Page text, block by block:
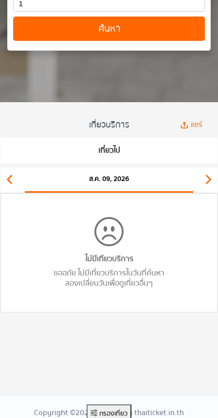
ค้นหา
เที่ยวบริการ แชร์
เที่ยวไป
ส.ค. 09, 2026
ไม่มีเทียวบริการ
ขออภัย ไม่มีเที่ยวบริการในวันที่ค้นหา
ลองเปลี่ยนวันเพื่อดูเที่ยวอื่นๆ
กรองเที่ยว
Copyright ©2026 Created By thaiticket.in.th